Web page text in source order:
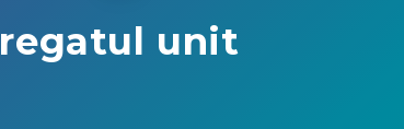
regatul unit